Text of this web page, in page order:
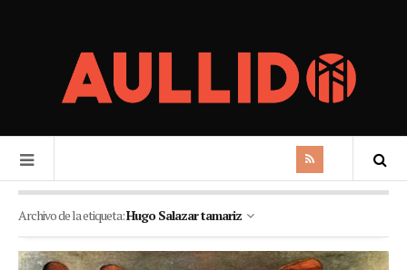
Archivo de la etiqueta:Hugo Salazar tamariz